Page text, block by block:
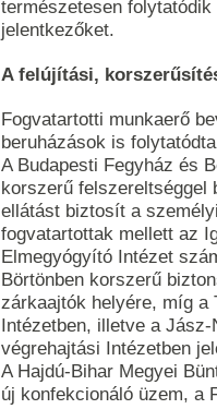
természetesen
jelentkezőket.
A felújítási,
Fogvatartotti munkaerő
beruházások is
A Budapesti Fegyház és
korszerű felszereltséggel
ellátást biztosít a
fogvatartottak mellett az
Elmegyógyító Intézet
Börtönben korszerű
zárkaajtók helyére, míg a
Intézetben, illetve a
végrehajtási Intézetben
A Hajdú-Bihar Megyei
új konfekcionáló üzem, a